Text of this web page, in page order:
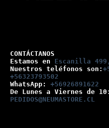
CONTÁCTANOS
Estamos en Escanilla
Nuestros teléfonos son:
+56323793502
WhatsApp: +56926891622
De Lunes a Viernes de
PEDIDOS@NEUMASTORE.CL